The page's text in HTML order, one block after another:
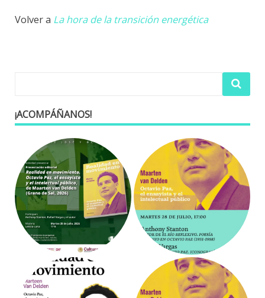
Volver a La hora de la transición energética
¡ACOMPÁÑANOS!